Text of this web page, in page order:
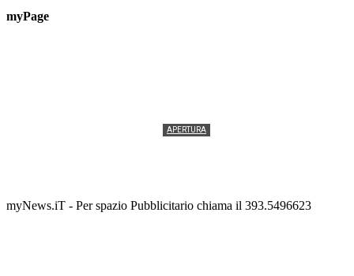
myPage
APERTURA
myNews.iT - Per spazio Pubblicitario chiama il 393.5496623